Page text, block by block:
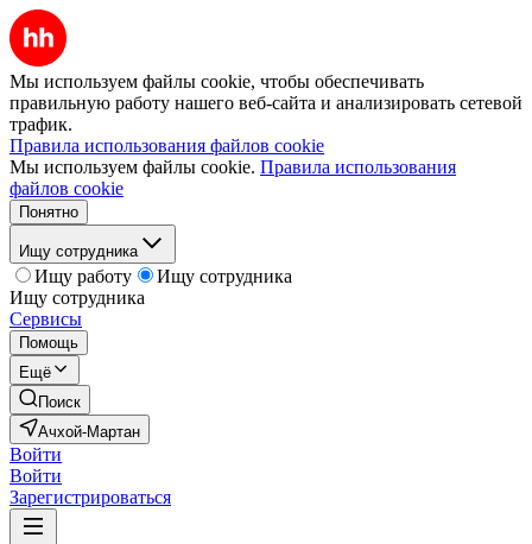
Мы используем файлы cookie, чтобы обеспечивать
правильную работу нашего веб-сайта и анализировать сетевой
трафик.
Правила использования файлов cookie
Мы используем файлы cookie. Правила использования
файлов cookie
Понятно
Ищу сотрудника
Ищу работу
Ищу сотрудника
Ищу сотрудника
Сервисы
Помощь
Ещё
Поиск
Ачхой-Мартан
Войти
Войти
Зарегистрироваться